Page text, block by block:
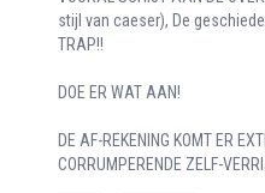
stijl van caeser), De
TRAP!!
DOE ER WAT AAN!
DE AF-REKENING KOMT ER
CORRUMPERENDE ZELF-